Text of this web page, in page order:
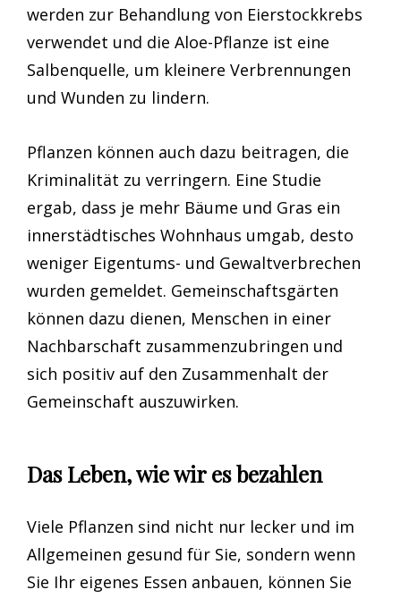
werden zur Behandlung von Eierstockkrebs
verwendet und die Aloe-Pflanze ist eine
Salbenquelle, um kleinere Verbrennungen
und Wunden zu lindern.
Pflanzen können auch dazu beitragen, die
Kriminalität zu verringern. Eine Studie
ergab, dass je mehr Bäume und Gras ein
innerstädtisches Wohnhaus umgab, desto
weniger Eigentums- und Gewaltverbrechen
wurden gemeldet. Gemeinschaftsgärten
können dazu dienen, Menschen in einer
Nachbarschaft zusammenzubringen und
sich positiv auf den Zusammenhalt der
Gemeinschaft auszuwirken.
Das Leben, wie wir es bezahlen
Viele Pflanzen sind nicht nur lecker und im
Allgemeinen gesund für Sie, sondern wenn
Sie Ihr eigenes Essen anbauen, können Sie